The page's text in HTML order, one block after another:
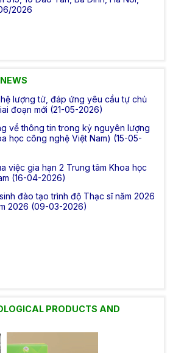
2026
lượng tử, đáp ứng yêu cầu tự chủ
đoạn mới (21-05-2026)
về thông tin trong kỷ nguyên lượng
học công nghệ Việt Nam) (15-05-
việc gia hạn 2 Trung tâm Khoa học
(16-04-2026)
đào tạo trình độ Thạc sĩ năm 2026
2026 (09-03-2026)
PRODUCTS AND